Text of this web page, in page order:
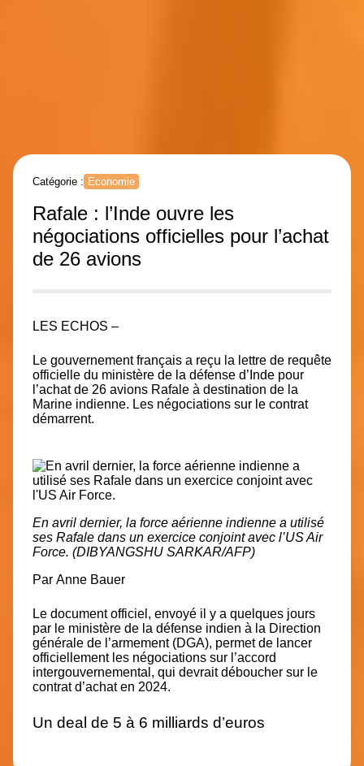
Catégorie : Economie
Rafale : l’Inde ouvre les
négociations officielles pour l’achat
de 26 avions
LES ECHOS –
Le gouvernement français a reçu la lettre de requête
officielle du ministère de la défense d’Inde pour
l’achat de 26 avions Rafale à destination de la
Marine indienne. Les négociations sur le contrat
démarrent.
En avril dernier, la force aérienne indienne a utilisé
ses Rafale dans un exercice conjoint avec l’US Air
Force. (DIBYANGSHU SARKAR/AFP)
Par Anne Bauer
Le document officiel, envoyé il y a quelques jours
par le ministère de la défense indien à la Direction
générale de l’armement (DGA), permet de lancer
officiellement les négociations sur l’accord
intergouvernemental, qui devrait déboucher sur le
contrat d’achat en 2024.
Un deal de 5 à 6 milliards d’euros